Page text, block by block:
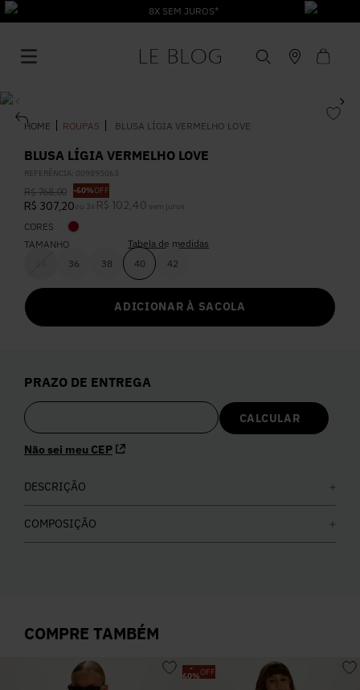
8X SEM JUROS*
ROUPAS BLUSA LÍGIA VERMELHO LOVE
BLUSA LÍGIA VERMELHO LOVE
REFERÊNCIA: 009895063
R$ 768,00 -60%OFF
R$ 307,20 ou 3 x R$ 102 40 sem juros
CORES
TAMANHO
40
42
36 38
Tabela de medidas
ADICIONAR À SACOLA
PRAZO DE ENTREGA
Não sei meu CEP
DESCRIÇÃO
COMPOSIÇÃO
COMPRE TAMBÉM
-
60%OFF
1 º Vestido
2 Roupas
4º Blusa
5º Calça
8º Calça Jeans